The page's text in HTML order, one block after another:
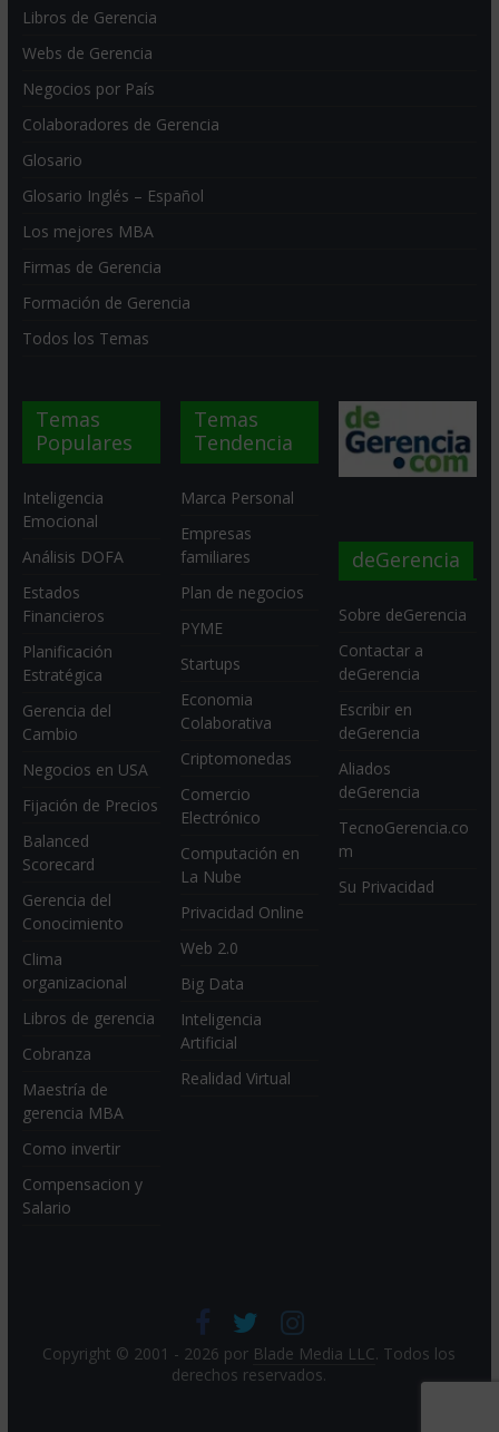
Libros de Gerencia
Webs de Gerencia
Negocios por País
Colaboradores de Gerencia
Glosario
Glosario Inglés – Español
Los mejores MBA
Firmas de Gerencia
Formación de Gerencia
Todos los Temas
Temas
Populares
Inteligencia
Emocional
Análisis DOFA
Estados
Financieros
Planificación
Estratégica
Gerencia del
Cambio
Negocios en USA
Fijación de Precios
Balanced
Scorecard
Gerencia del
Conocimiento
Clima
organizacional
Libros de gerencia
Cobranza
Maestría de
gerencia MBA
Como invertir
Compensacion y
Salario
Temas
Tendencia
Marca Personal
Empresas
familiares
Plan de negocios
PYME
Startups
Economia
Colaborativa
Criptomonedas
Comercio
Electrónico
Computación en
La Nube
Privacidad Online
Web 2.0
Big Data
Inteligencia
Artificial
Realidad Virtual
deGerencia
Sobre deGerencia
Contactar a
deGerencia
Escribir en
deGerencia
Aliados
deGerencia
TecnoGerencia.co
m
Su Privacidad
Copyright © 2001 - 2026 por Blade Media LLC. Todos los
derechos reservados.